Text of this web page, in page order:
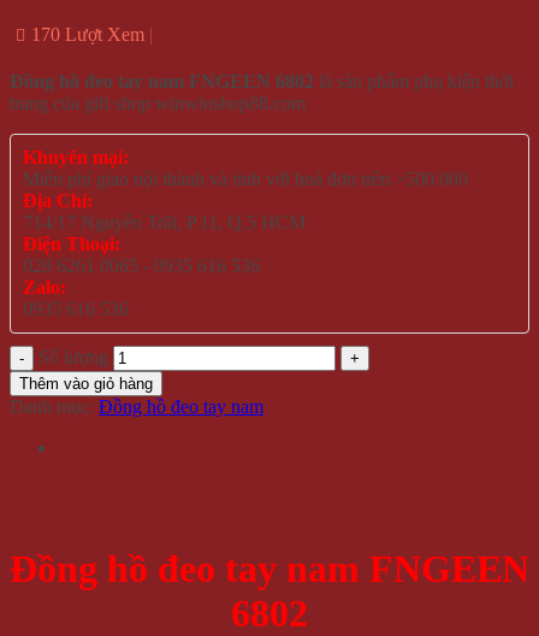
170 Lượt Xem
Đồng hồ đeo tay nam FNGEEN 6802 là sản phẩm phụ kiện thời
trang của gift shop winwinshop88.com
Khuyến mại:
Miễn phí giao nội thành và tỉnh với hoá đơn trên >500.000
Địa Chỉ:
714/17 Nguyễn Trãi, P.11, Q.5 HCM
Điện Thoại:
028 6261 0065 - 0935 616 536
Zalo:
0935 616 536
Số lượng
Thêm vào giỏ hàng
Danh mục: Đồng hồ đeo tay nam
Đồng hồ đeo tay nam FNGEEN
6802